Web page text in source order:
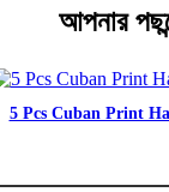
আপনার
5 Pcs Cuban Print